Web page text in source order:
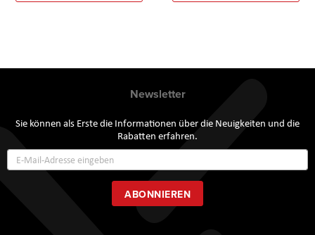
Newsletter
Sie können als Erste die Informationen über die Neuigkeiten und die
Rabatten erfahren.
zum
Newsletter:
ABONNIEREN